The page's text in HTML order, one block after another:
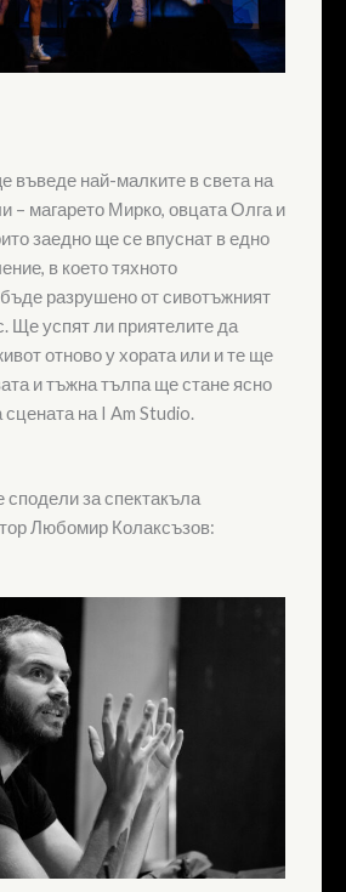
въведе най-малките в света на
– магарето Мирко, овцата Олга и
заедно ще се впуснат в едно
в което тяхното
разрушено от сивотъжният
Ще успят ли приятелите да
отново у хората или и те ще
и тъжна тълпа ще стане ясно
на I Am Studio.
сподели за спектакъла
Любомир Колаксъзов: